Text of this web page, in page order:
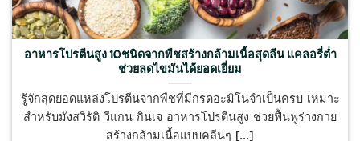
อาหารโปรตีนสูง 10ชนิดจากพืชสร้างกล้ามเนื้อสุดลีน แคลอรี่ต่ำ
ช่วยลดไขมันได้ยอดเยี่ยม
รู้จักสุดยอดแหล่งโปรตีนจากพืชที่มีกรดอะมิโนจำเป็นครบ เหมาะ
สำหรับมังสวิรัติ วีแกน กินเจ อาหารโปรตีนสูง ช่วยฟื้นฟูร่างกาย
สร้างกล้ามเนื้อแบบคลีนๆ [...]